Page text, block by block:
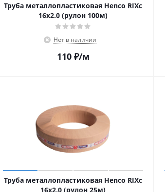
Труба металлопластиковая Henco RIXc
16х2.0 (рулон 100м)
Нет в наличии
110₽/м
Труба металлопластиковая Henco RIXc
16х2.0 (рулон 25м)